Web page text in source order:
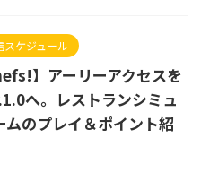
スケジュール
】アーリーアクセスを
へ。レストランシミュ
ムのプレイ＆ポイント紹